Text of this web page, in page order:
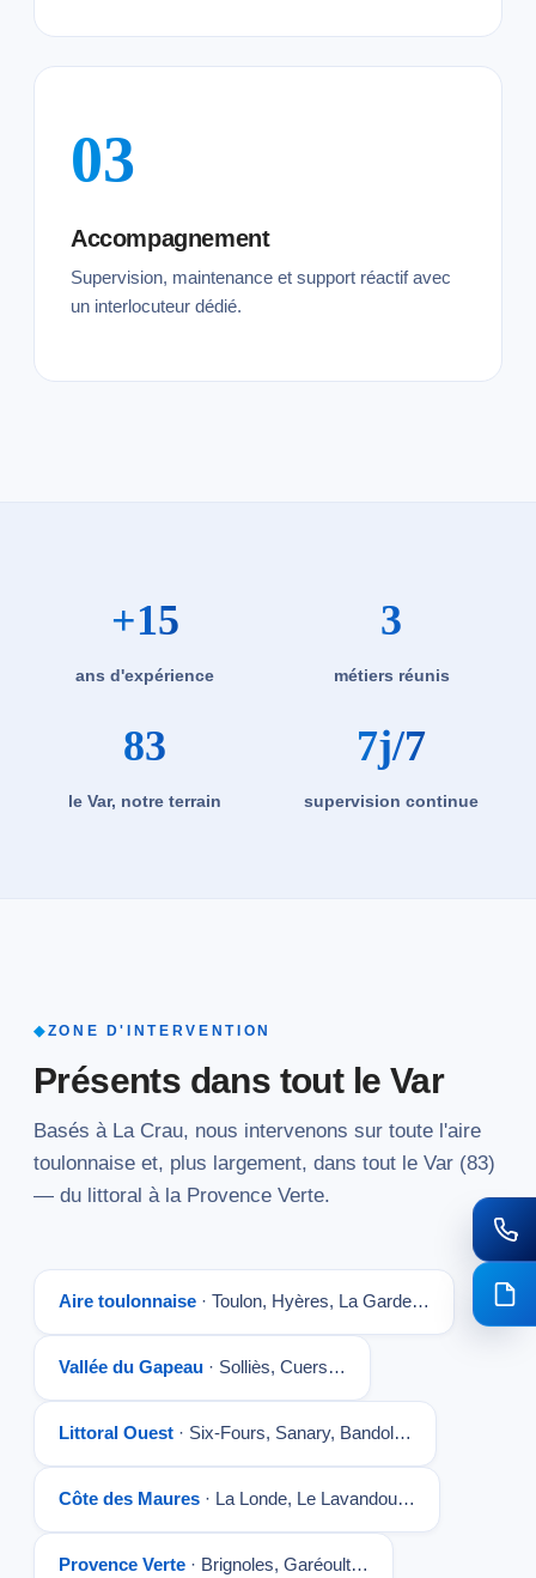
03
Accompagnement
Supervision, maintenance et support réactif avec
un interlocuteur dédié.
+15
ans d'expérience
3
métiers réunis
83
le Var, notre terrain
7j/7
supervision continue
◆ZONE D'INTERVENTION
Présents dans tout le Var
Basés à La Crau, nous intervenons sur toute l'aire
toulonnaise et, plus largement, dans tout le Var (83)
— du littoral à la Provence Verte.
Aire toulonnaise · Toulon, Hyères, La Garde…
Vallée du Gapeau · Solliès, Cuers…
Littoral Ouest · Six-Fours, Sanary, Bandol…
Côte des Maures · La Londe, Le Lavandou…
Provence Verte · Brignoles, Garéoult…